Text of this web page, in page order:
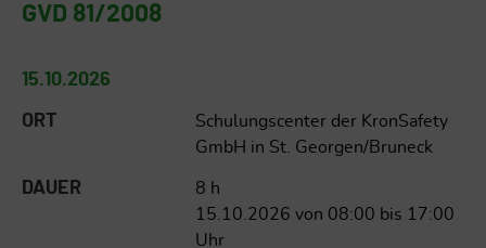
GVD 81/2008
15.10.2026
ORT
Schulungscenter der KronSafety
GmbH in St. Georgen/Bruneck
DAUER
8 h
15.10.2026 von 08:00 bis 17:00
Uhr